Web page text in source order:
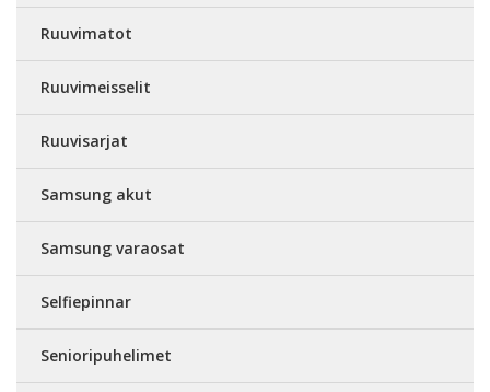
Ruuvimatot
Ruuvimeisselit
Ruuvisarjat
Samsung akut
Samsung varaosat
Selfiepinnar
Senioripuhelimet